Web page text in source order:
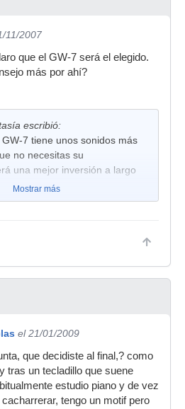
de tres posiciones de
estilos casi ni se nota,
todo los más modernos,
fácilmente, pero tiene
de edición.
links para que puedas ver
(en inglés, eso sí):
products/produc ...
en la parte derecha inferior
me gustó más el gw-7,
11/2007
que el GW-7 será el elegido.
más por ahí?
escribió:
7 tiene unos sonidos más
no necesitas su
una mejor inversión a largo
Mostrar más
el 21/01/2009
que decidiste al final,? como
tras un tecladillo que suene
estudio piano y de vez
tengo un motif pero